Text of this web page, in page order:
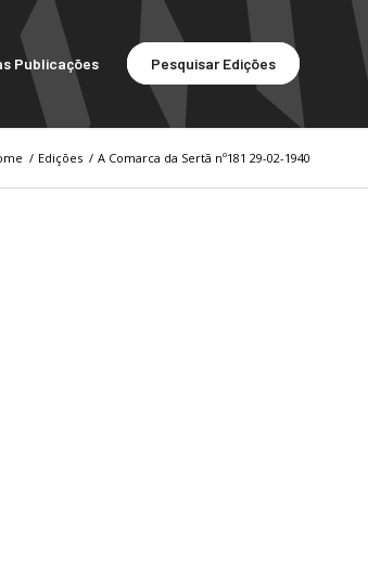
Publicações Pesquisar Edições
/ Edições / A Comarca da Sertã nº181 29-02-1940